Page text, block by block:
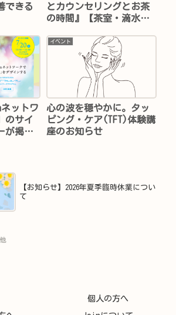
できる
とカウンセリングとお茶
の時間』【茶室・滴水庵
ネットワ
のサイ
が掲載
イベント
心の波を穏やかに。タッ
ピング・ケア(TFT)体験講
座のお知らせ
【お知らせ】2026年夏季臨時休業につい
て
個人の方へ